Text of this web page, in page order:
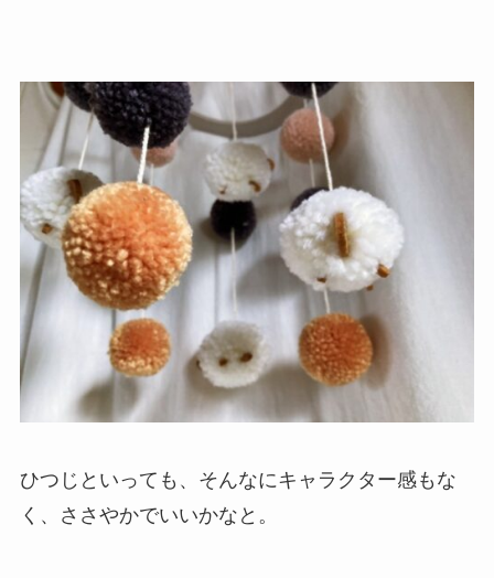
ひつじといっても、そんなにキャラクター感もな
く、ささやかでいいかなと。